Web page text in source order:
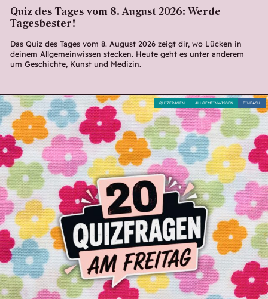
Quiz des Tages vom 8. August 2026: Werde
Tagesbester!
Das Quiz des Tages vom 8. August 2026 zeigt dir, wo Lücken in
deinem Allgemeinwissen stecken. Heute geht es unter anderem
um Geschichte, Kunst und Medizin.
EINFACH
ALLGEMEINWISSEN
QUIZFRAGEN